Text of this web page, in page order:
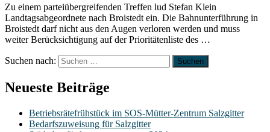
Zu einem parteiübergreifenden Treffen lud Stefan Klein
Landtagsabgeordnete nach Broistedt ein. Die Bahnunterführung in
Broistedt darf nicht aus den Augen verloren werden und muss
weiter Berücksichtigung auf der Prioritätenliste des …
Suchen nach:
Neueste Beiträge
Betriebsrätefrühstück im SOS-Mütter-Zentrum Salzgitter
Bedarfszuweisung für Salzgitter